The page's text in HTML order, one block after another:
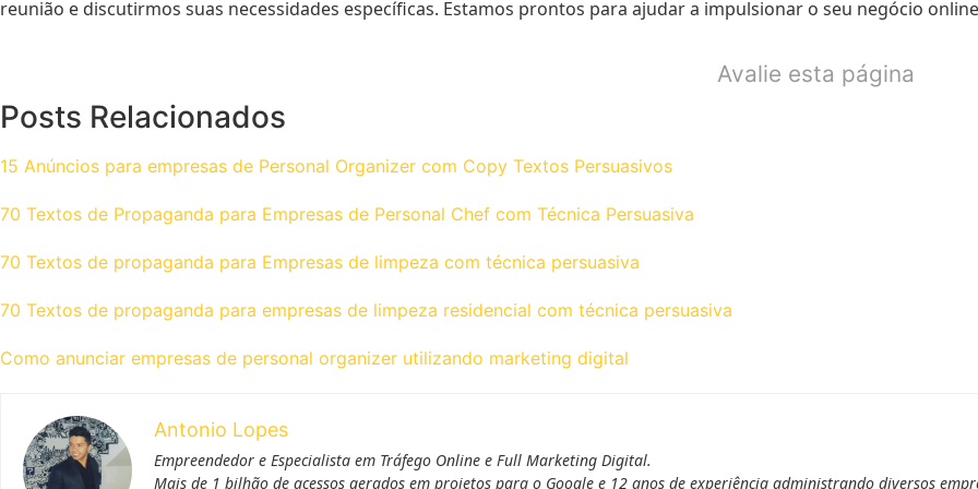
reunião e discutirmos suas necessidades específicas. Estamos prontos para ajudar a impulsionar o seu negócio
Avalie esta página
Posts Relacionados
15 Anúncios para empresas de Personal Organizer com Copy Textos Persuasivos
70 Textos de Propaganda para Empresas de Personal Chef com Técnica Persuasiva
70 Textos de propaganda para Empresas de limpeza com técnica persuasiva
70 Textos de propaganda para empresas de limpeza residencial com técnica persuasiva
Como anunciar empresas de personal organizer utilizando marketing digital
Antonio Lopes
Empreendedor e Especialista em Tráfego Online e Full Marketing Digital.
Mais de 1 bilhão de acessos gerados em projetos para o Google e 12 anos de experiência administrando diversos